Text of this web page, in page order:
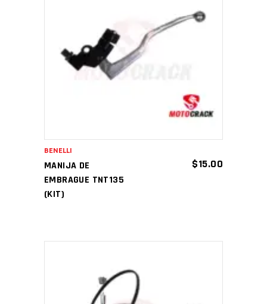
AÑADIR AL CARRITO
MANIJA DE
EMBRAGUE TNT135
(KIT)
$15.00
BENELLI